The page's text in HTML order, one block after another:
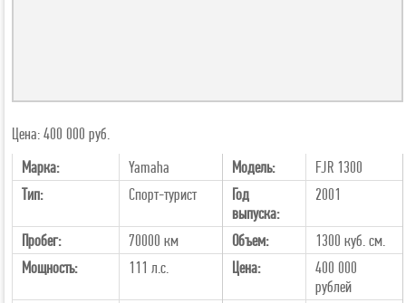
Цена: 400 000 руб.
Марка:
Yamaha Модель:
FJR 1300
Тип:
Спорт-турист
Год
выпуска:
2001
Пробег: 70000 км Объем:
1300 куб. см.
Мощность:
111 л.с. Цена:
400 000
рублей